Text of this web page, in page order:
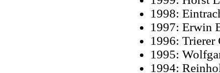
1998:
1997: Erwin
1996: Trierer
1995:
1994: